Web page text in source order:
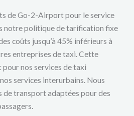
de Go-2-Airport pour le service
notre politique de tarification fixe
coûts jusqu’à 45% inférieurs à
entreprises de taxi. Cette
nos services de taxi
services interurbains. Nous
de transport adaptées pour des